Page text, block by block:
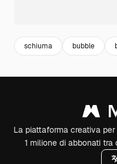
schiuma bubble
La piattaforma creativa
1 milione di abbonati tra